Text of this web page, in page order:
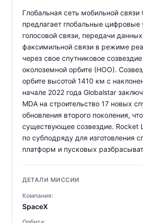
Глобальная сеть мобильной связи
предлагает глобальные цифровые
голосовой связи, передачи
факсимильной связи в режиме
через свое спутниковое
околоземной орбите (НОО).
орбите высотой 1410 км с
начале 2022 года Globalstar
MDA на строительство 17 новых
обновления второго поколения,
существующее созвездие. Rocket
по субподряду для изготовления
платформ и пусковых
ДЕТАЛИ МИССИИ
Компания:
SpaceX